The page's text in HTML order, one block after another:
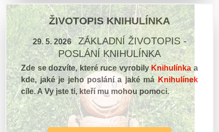
ŽIVOTOPIS KNIHULÍNKA
29. 5. 2026
ZÁKLADNÍ ŽIVOTOPIS -
POSLÁNÍ KNIHULÍNKA
Zde se dozvíte, které ruce vyrobilyKnihulínkaa
kde, jaké je jeho poslání a jaké máKnihulínek
cíle. A Vy jste ti, kteří mu mohou pomoci.